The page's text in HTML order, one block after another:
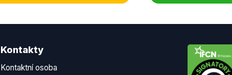
Kontakty
Kontaktní osoba